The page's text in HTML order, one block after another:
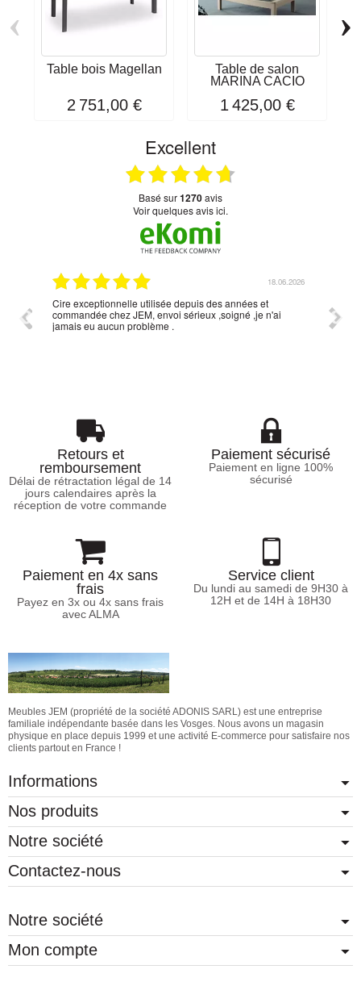
Table bois Magellan
2 751,00 €
Table de salon
MARINA CACIO
1 425,00 €
‹ ›
Excellent
basé sur1270avis
Voir quelques avis ici.
03.06.2026
Simplifier votre questionnaire vous aurez plus de
réponse........
Retours et
remboursement
Délai de rétractation légal de 14
jours calendaires après la
réception de votre commande
Paiement sécurisé
Paiement en ligne 100%
sécurisé
Paiement en 4x sans
frais
Payez en 3x ou 4x sans frais
avec ALMA
Service client
Du lundi au samedi de 9H30 à
12H et de 14H à 18H30
Meubles JEM (propriété de la société ADONIS SARL) est une entreprise
familiale indépendante basée dans les Vosges. Nous avons un magasin
physique en place depuis 1999 et une activité E-commerce pour satisfaire nos
clients partout en France !
Informations
Nos produits
Notre société
Contactez-nous
Notre société
Mon compte